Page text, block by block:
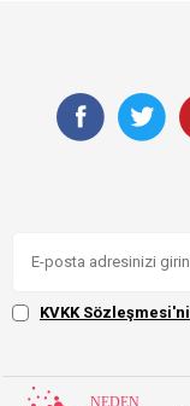
KVKK Sözleşmesi'ni